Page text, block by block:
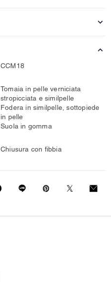
CCM18
Tomaia in pelle verniciata
stropicciata e similpelle
Fodera in similpelle, sottopiede
in pelle
Suola in gomma
Chiusura con fibbia